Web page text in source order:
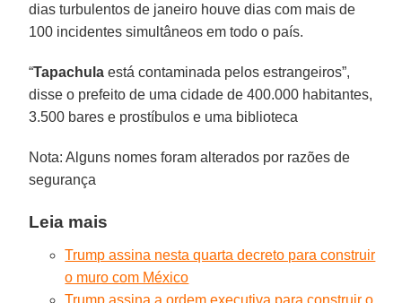
dias turbulentos de janeiro houve dias com mais de
100 incidentes simultâneos em todo o país.
“Tapachula está contaminada pelos estrangeiros”,
disse o prefeito de uma cidade de 400.000 habitantes,
3.500 bares e prostíbulos e uma biblioteca
Nota: Alguns nomes foram alterados por razões de
segurança
Leia mais
Trump assina nesta quarta decreto para construir
o muro com México
Trump assina a ordem executiva para construir o